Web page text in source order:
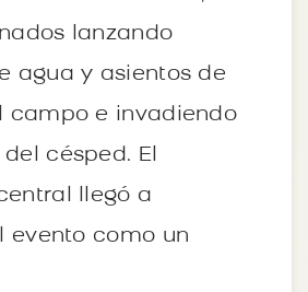
lanzando
agua y asientos de
campo e invadiendo
césped. El
llegó a
evento como un